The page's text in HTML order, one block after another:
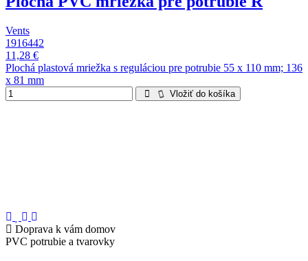
Vents
1916442
11,28 €
Plochá plastová mriežka s reguláciou pre potrubie 55 x 110 mm; 136
x 81 mm
Vložiť do košíka
Doprava k vám domov
PVC potrubie a tvarovky